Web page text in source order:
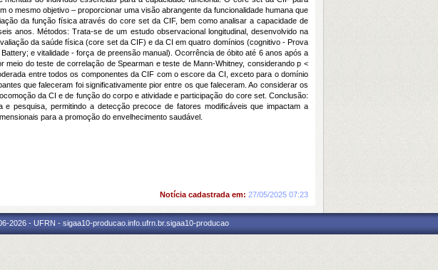
mesmo objetivo – proporcionar uma visão abrangente da funcionalidade humana que
da função física através do core set da CIF, bem como analisar a capacidade de
anos. Métodos: Trata-se de um estudo observacional longitudinal, desenvolvido na
da saúde física (core set da CIF) e da CI em quatro domínios (cognitivo - Prova
e vitalidade - força de preensão manual). Ocorrência de óbito até 6 anos após a
do teste de correlação de Spearman e teste de Mann-Whitney, considerando p <
entre todos os componentes da CIF com o escore da CI, exceto para o domínio
que faleceram foi significativamente pior entre os que faleceram. Ao considerar os
da CI e de função do corpo e atividade e participação do core set. Conclusão:
pesquisa, permitindo a detecção precoce de fatores modificáveis que impactam a
para a promoção do envelhecimento saudável.
Notícia cadastrada em: 27/05/2025 07:23
2026 - UFRN - sigaa10-producao.info.ufrn.br.sigaa10-producao